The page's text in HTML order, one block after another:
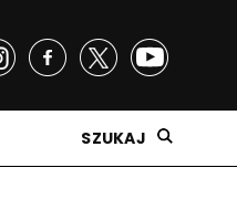
SZUKAJ